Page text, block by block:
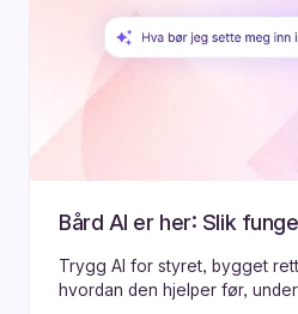
Bård AI er her: Slik
Trygg AI for styret, bygget
hvordan den hjelper før,